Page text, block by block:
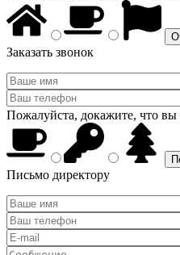
Заказать звонок
Пожалуйста, докажите, что вы
Письмо директору